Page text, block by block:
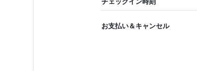
お支払い＆キャンセル